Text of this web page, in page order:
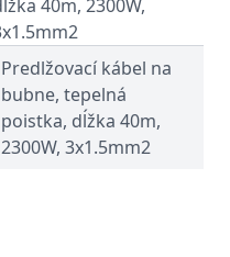
Predlžovací kábel na
bubne, tepelná
poistka, dĺžka 40m,
2300W, 3x1.5mm2